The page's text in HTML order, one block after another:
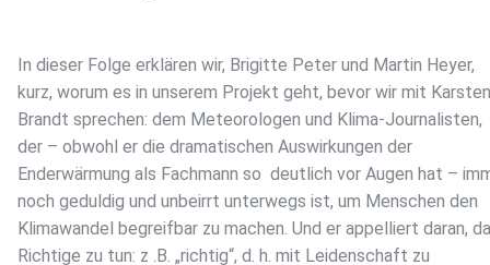
In dieser Folge erklären wir, Brigitte Peter und Martin Heyer,
kurz, worum es in unserem Projekt geht, bevor wir mit Karsten
Brandt sprechen: dem Meteorologen und Klima-Journalisten,
der – obwohl er die dramatischen Auswirkungen der
Enderwärmung als Fachmann so deutlich vor Augen hat –
noch geduldig und unbeirrt unterwegs ist, um Menschen den
Klimawandel begreifbar zu machen. Und er appelliert daran,
Richtige zu tun: z .B. „richtig“, d. h. mit Leidenschaft zu